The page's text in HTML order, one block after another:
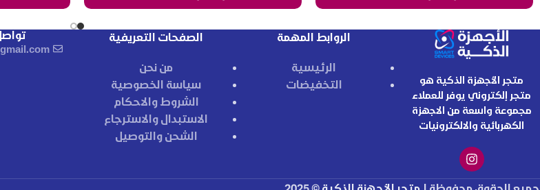
متجر الأجهزة الذكية هو
متجر إلكتروني يوفر للعملاء
مجموعة واسعة من الاجهزة
الكهربائية والالكترونيات
الروابط المهمة
الرئيسية
التخفيضات
الصفحات التعريفية
من نحن
سياسة الخصوصية
الشروط والاحكام
الاستبدال والاسترجاع
الشحن والتوصيل
جميع الحقوق محفوظة لـ متجر الأجهزة الذكية © 2025.